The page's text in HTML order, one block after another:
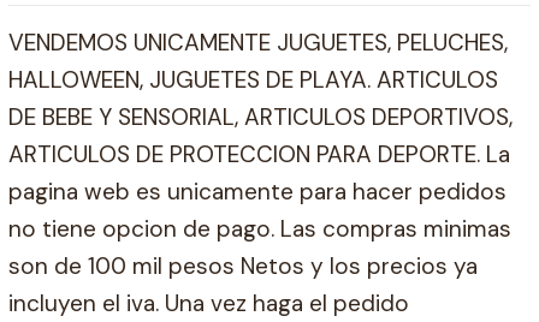
VENDEMOS UNICAMENTE JUGUETES, PELUCHES,
HALLOWEEN, JUGUETES DE PLAYA. ARTICULOS
DE BEBE Y SENSORIAL, ARTICULOS DEPORTIVOS,
ARTICULOS DE PROTECCION PARA DEPORTE. La
pagina web es unicamente para hacer pedidos
no tiene opcion de pago. Las compras minimas
son de 100 mil pesos Netos y los precios ya
incluyen el iva. Una vez haga el pedido